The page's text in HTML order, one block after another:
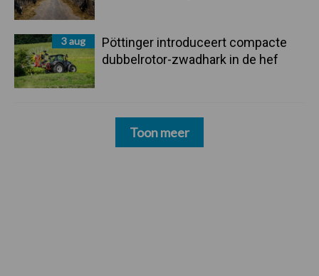
3 aug
Pöttinger introduceert compacte
dubbelrotor-zwadhark in de hef
Toon meer